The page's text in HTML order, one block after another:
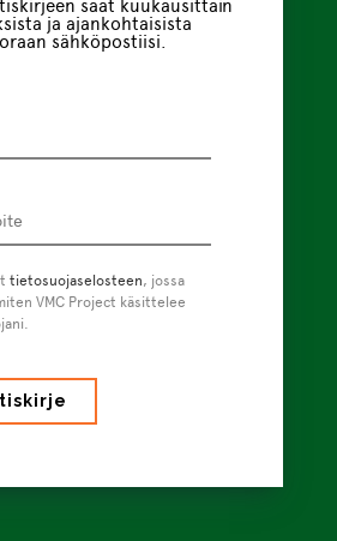
saat kuukausittain
ja ajankohtaisista
sähköpostiisi.
*
tietosuojaselosteen, jossa
VMC Project käsittelee